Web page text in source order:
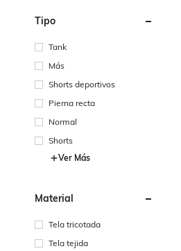
Tipo
Tank
Más
Shorts deportivos
Pierna recta
Normal
Shorts
Ver Más
Material
Tela tricotada
Tela tejida